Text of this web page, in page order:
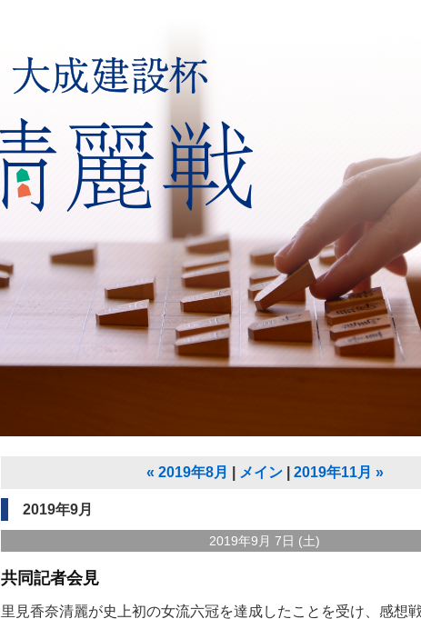
« 2019年8月 メイン 2019年11月 »
2019年9月
2019年9月 7日 (土)
共同記者会見
里見香奈清麗が史上初の女流六冠を達成したことを受け、感想